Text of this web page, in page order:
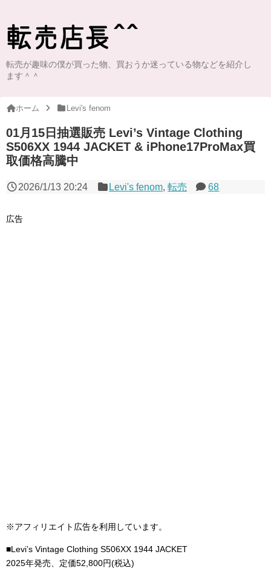
転売が趣味の僕が買った物、買おうか迷っている物などを紹介し
ます＾＾
ホーム Levi's fenom
01月15日抽選販売 Levi’s Vintage Clothing
S506XX 1944 JACKET & iPhone17ProMax買
取価格高騰中
2026/1/13 20:24 Levi's fenom,転売 68
広告
※アフィリエイト広告を利用しています。
■Levi’s Vintage Clothing S506XX 1944 JACKET
2025年発売、定価52,800円(税込)